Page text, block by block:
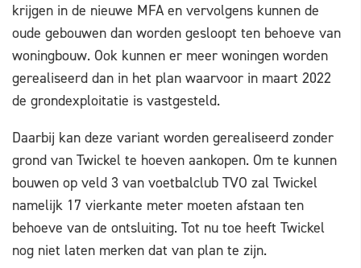
krijgen in de nieuwe MFA en vervolgens kunnen de
oude gebouwen dan worden gesloopt ten behoeve van
woningbouw. Ook kunnen er meer woningen worden
gerealiseerd dan in het plan waarvoor in maart 2022
de grondexploitatie is vastgesteld.
Daarbij kan deze variant worden gerealiseerd zonder
grond van Twickel te hoeven aankopen. Om te kunnen
bouwen op veld 3 van voetbalclub TVO zal Twickel
namelijk 17 vierkante meter moeten afstaan ten
behoeve van de ontsluiting. Tot nu toe heeft Twickel
nog niet laten merken dat van plan te zijn.